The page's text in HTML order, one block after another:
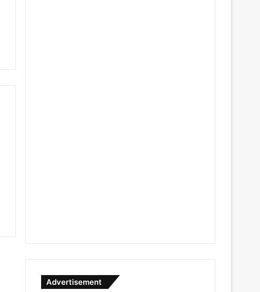
Advertisement